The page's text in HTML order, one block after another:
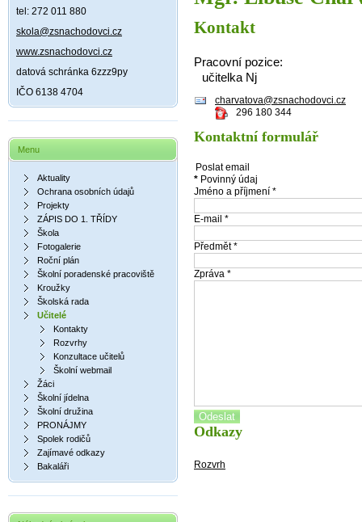
tel: 272 011 880
skola@zsnachodovci.cz
www.zsnachodovci.cz
datová schránka 6zzz9py
IČO 6138 4704
Menu
Aktuality
Ochrana osobních údajů
Projekty
ZÁPIS DO 1. TŘÍDY
Škola
Fotogalerie
Roční plán
Školní poradenské pracoviště
Kroužky
Školská rada
Učitelé
Kontakty
Rozvrhy
Konzultace učitelů
Školní webmail
Žáci
Školní jídelna
Školní družina
PRONÁJMY
Spolek rodičů
Zajímavé odkazy
Bakaláři
Kontakt
Pracovní pozice:
učitelka Nj
charvatova@zsnachodovci.cz
296 180 344
Kontaktní formulář
Poslat email
* Povinný údaj
Jméno a příjmení *
E-mail *
Předmět*
Zpráva *
Odeslat
Odkazy
Rozvrh